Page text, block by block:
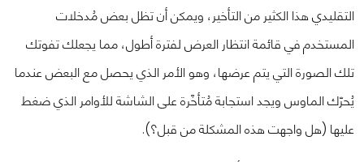
التقليدي هذا الكثير من التأخير، ويمكن أن تظل بعض مُدخلات
المستخدم في قائمة انتظار العرض لفترة أطول، مما يجعلك تفوتك
تلك الصورة التي يتم عرضها، وهو الأمر الذي يحصل مع البعض عندما
يُحرّك الماوس ويجد استجابة مُتأخّرة على الشاشة للأوامر الذي ضغط
عليها (هل واجهت هذه المشكلة من قبل؟).